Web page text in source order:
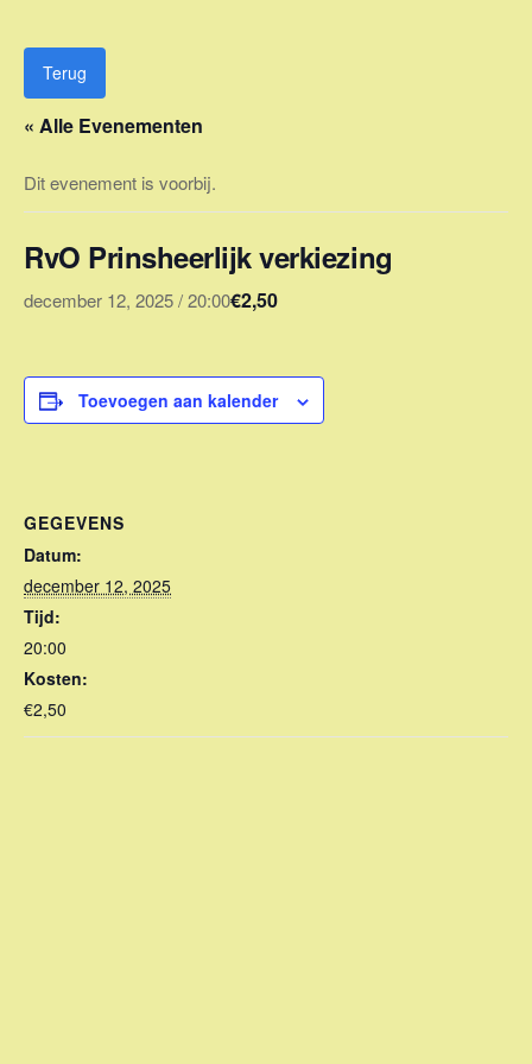
inhoud
Terug
« Alle Evenementen
Dit evenement is voorbij.
RvO Prinsheerlijk verkiezing
december 12, 2025 / 20:00€2,50
Toevoegen aan kalender
GEGEVENS
Datum:
december 12, 2025
Tijd:
20:00
Kosten:
€2,50